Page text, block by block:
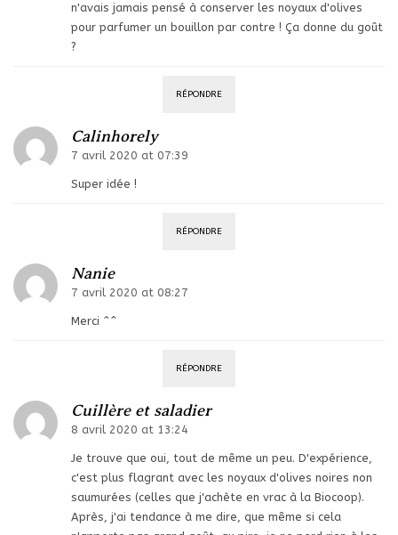
n'avais jamais pensé à conserver les noyaux d'olives
pour parfumer un bouillon par contre ! Ça donne du goût
?
RÉPONDRE
Calinhorely
7 avril 2020 at 07:39
Super idée !
RÉPONDRE
Nanie
7 avril 2020 at 08:27
Merci ^^
RÉPONDRE
Cuillère et saladier
8 avril 2020 at 13:24
Je trouve que oui, tout de même un peu. D'expérience,
c'est plus flagrant avec les noyaux d'olives noires non
saumurées (celles que j'achète en vrac à la Biocoop).
Après, j'ai tendance à me dire, que même si cela